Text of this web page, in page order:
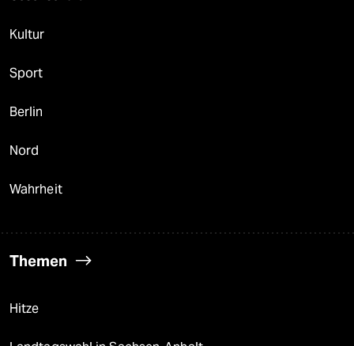
Kultur
Sport
Berlin
Nord
Wahrheit
Themen
Hitze